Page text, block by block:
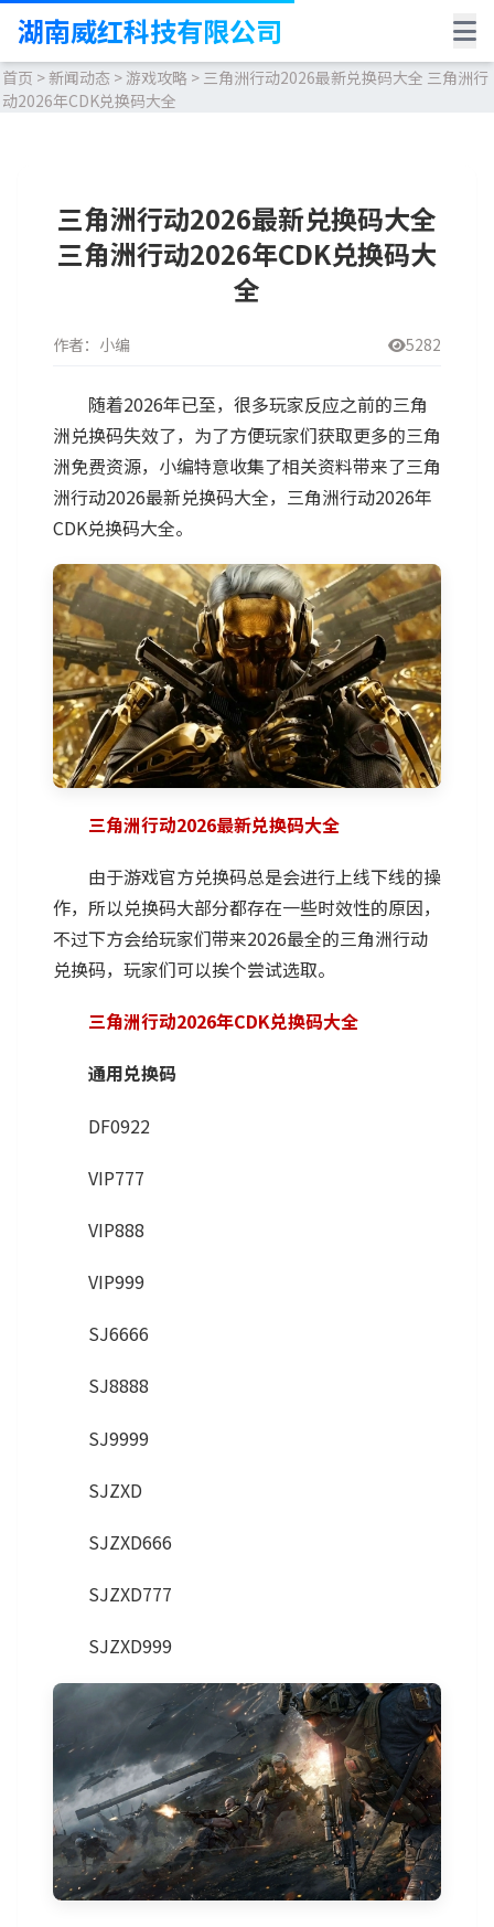
湖南威红科技有限公司
首页 >新闻动态 > 游戏攻略 > 三角洲行动2026最新兑换码大全 三角洲行
动2026年CDK兑换码大全
三角洲行动2026最新兑换码大全
三角洲行动2026年CDK兑换码大
全
作者：小编 5282
随着2026年已至，很多玩家反应之前的三角
洲兑换码失效了，为了方便玩家们获取更多的三角
洲免费资源，小编特意收集了相关资料带来了三角
洲行动2026最新兑换码大全，三角洲行动2026年
CDK兑换码大全。
三角洲行动2026最新兑换码大全
由于游戏官方兑换码总是会进行上线下线的操
作，所以兑换码大部分都存在一些时效性的原因，
不过下方会给玩家们带来2026最全的三角洲行动
兑换码，玩家们可以挨个尝试选取。
三角洲行动2026年CDK兑换码大全
通用兑换码
DF0922
VIP777
VIP888
VIP999
SJ6666
SJ8888
SJ9999
SJZXD
SJZXD666
SJZXD777
SJZXD999